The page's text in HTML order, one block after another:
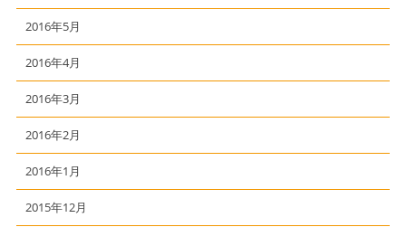
2016年5月
2016年4月
2016年3月
2016年2月
2016年1月
2015年12月